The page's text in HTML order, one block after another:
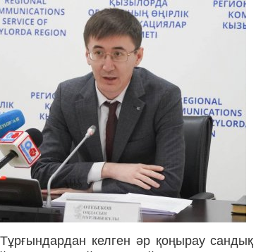
келген әр қоңырау сандық